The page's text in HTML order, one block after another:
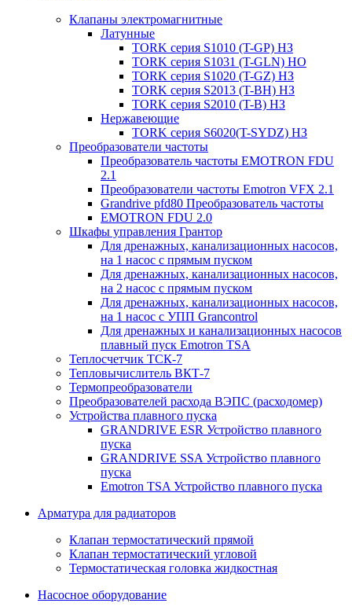
Клапаны электромагнитные
Латунные
TORK серия S1010 (T-GP) НЗ
TORK серия S1031 (T-GLN) НО
TORK серия S1020 (T-GZ) НЗ
TORK серия S2013 (T-BH) НЗ
TORK серия S2010 (T-B) НЗ
Нержавеющие
TORK серия S6020(T-SYDZ) НЗ
Преобразователи частоты
Преобразователь частоты EMOTRON FDU
2.1
Преобразователи частоты Emotron VFX 2.1
Grandrive pfd80 Преобразователь частоты
EMOTRON FDU 2.0
Шкафы управления Грантор
Для дренажных, канализационных насосов,
на 1 насос с прямым пуском
Для дренажных, канализационных насосов,
на 2 насос с прямым пуском
Для дренажных, канализационных насосов,
на 1 насос с УПП Grancontrol
Для дренажных и канализационных насосов
плавный пуск Emotron TSA
Теплосчетчик ТСК-7
Тепловычислитель ВКТ-7
Термопреобразователи
Преобразователей расхода ВЭПС (расходомер)
Устройства плавного пуска
GRANDRIVE ESR Устройство плавного
пуска
GRANDRIVE SSA Устройство плавного
пуска
Emotron TSA Устройство плавного пуска
Арматура для радиаторов
Клапан термостатический прямой
Клапан термостатический угловой
Термостатическая головка жидкостная
Насосное оборудование